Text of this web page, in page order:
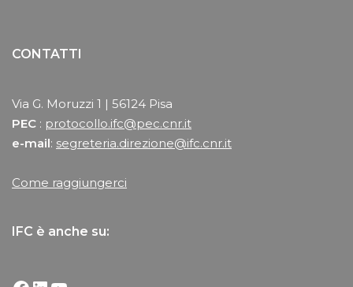
CONTATTI
Via G. Moruzzi 1 | 56124 Pisa
PEC : protocollo.ifc@pec.cnr.it
e-mail: segreteria.direzione@ifc.cnr.it
Come raggiungerci
IFC è anche su: